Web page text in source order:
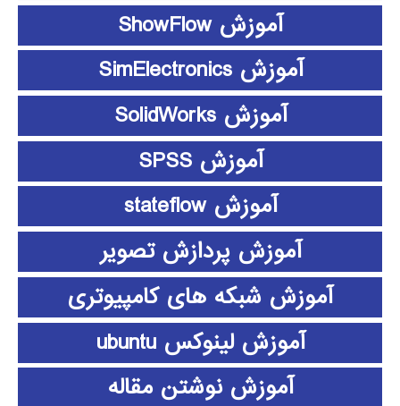
آموزش ShowFlow
آموزش SimElectronics
آموزش SolidWorks
آموزش SPSS
آموزش stateflow
آموزش پردازش تصویر
آموزش شبکه های کامپیوتری
آموزش لینوکس ubuntu
آموزش نوشتن مقاله